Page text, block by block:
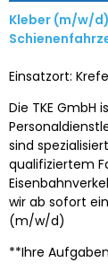
Kleber (m/w/
Einsatzort:
Die TKE GmbH
sind
qualifiziertem
wir ab sofort
(m/w/d)
**Ihre